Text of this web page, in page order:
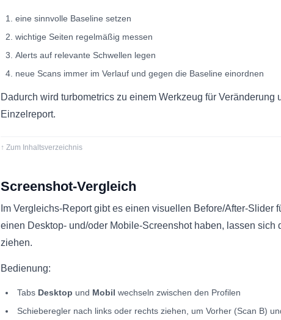
eine sinnvolle Baseline setzen
wichtige Seiten regelmäßig messen
Alerts auf relevante Schwellen legen
neue Scans immer im Verlauf und gegen die Baseline einordnen
Dadurch wird turbometrics zu einem Werkzeug für Veränderung
Einzelreport.
↑ Zum Inhaltsverzeichnis
Screenshot-Vergleich
Im Vergleichs-Report gibt es einen visuellen Before/After-Slider
einen Desktop- und/oder Mobile-Screenshot haben, lassen sich
ziehen.
Bedienung:
Tabs Desktop und Mobil wechseln zwischen den Profilen
Schieberegler nach links oder rechts ziehen, um Vorher (Scan B)